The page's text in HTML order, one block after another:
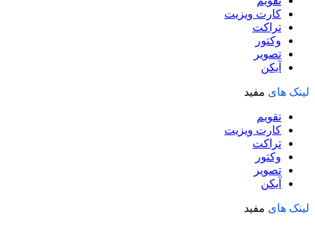
کارت ویزیت
تراکت
وکتور
تصویر
آیکن
لینک های مفید
تقویم
کارت ویزیت
تراکت
وکتور
تصویر
آیکن
لینک های مفید